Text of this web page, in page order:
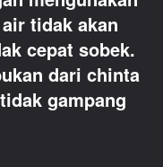
tidak akan
cepat sobek.
dari chinta
gampang